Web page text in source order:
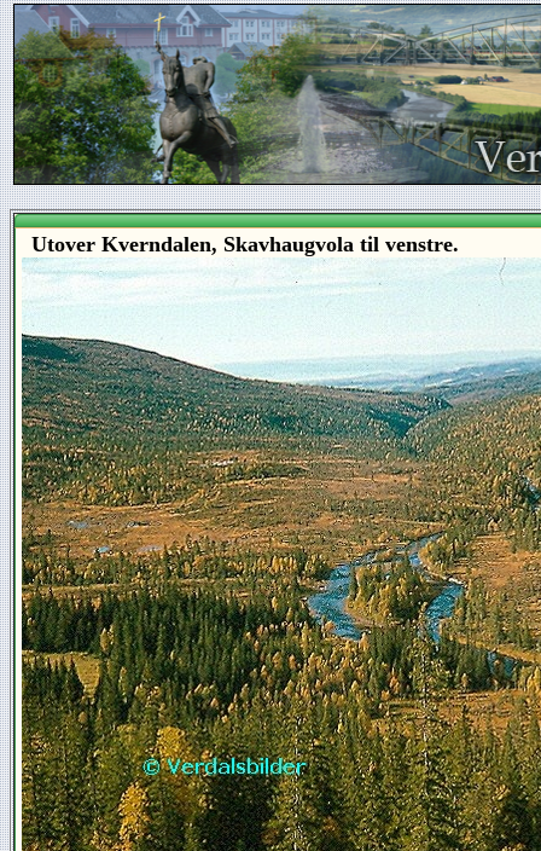
Utover Kverndalen, Skavhaugvola til venstre.